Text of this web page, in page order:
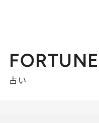
FORTUNE
占い